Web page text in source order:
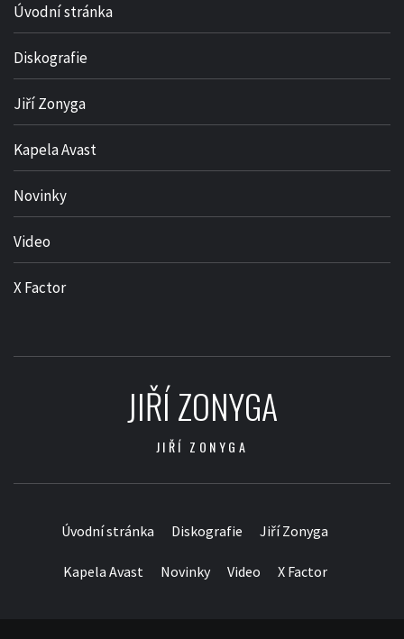
Úvodní stránka
Diskografie
Jiří Zonyga
Kapela Avast
Novinky
Video
X Factor
JIŘÍ ZONYGA
JIŘÍ ZONYGA
Úvodní stránka Diskografie Jiří Zonyga
Kapela Avast Novinky Video X Factor